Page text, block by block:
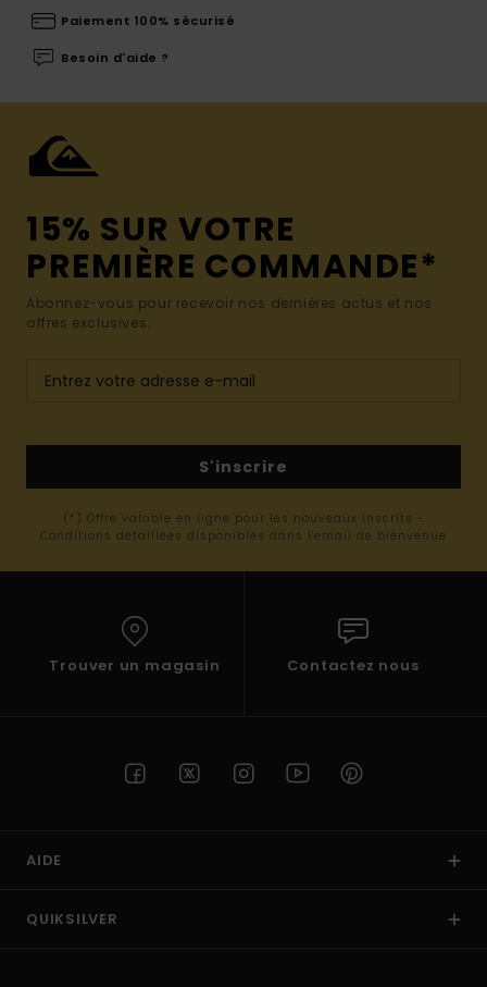
Paiement 100% sécurisé
Besoin d'aide ?
15% SUR VOTRE
PREMIÈRE COMMANDE*
Abonnez-vous pour recevoir nos dernières actus et nos
offres exclusives.
S'inscrire
(*) Offre valable en ligne pour les nouveaux inscrits -
Conditions détaillées disponibles dans l'email de bienvenue
Trouver un magasin Contactez nous
AIDE
QUIKSILVER